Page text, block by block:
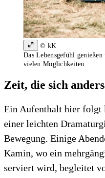
© kK
Das Lebensgefühl
vielen Möglichkeiten.
Zeit, die sich
Ein Aufenthalt hier folgt
einer leichten
Bewegung. Einige
Kamin, wo ein
serviert wird, begleitet